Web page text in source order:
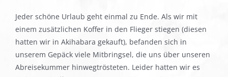
Jeder schöne Urlaub geht einmal zu Ende. Als wir mit
einem zusätzlichen Koffer in den Flieger stiegen (diesen
hatten wir in Akihabara gekauft), befanden sich in
unserem Gepäck viele Mitbringsel, die uns über unseren
Abreisekummer hinwegtrösteten. Leider hatten wir es